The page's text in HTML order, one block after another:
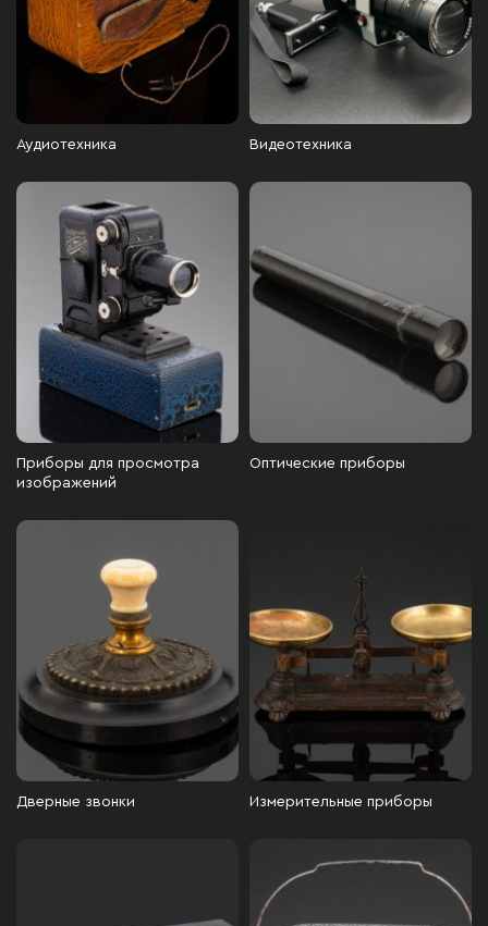
Аудиотехника Видеотехника
Приборы для просмотра
изображений
Оптические приборы
Дверные звонки Измерительные приборы